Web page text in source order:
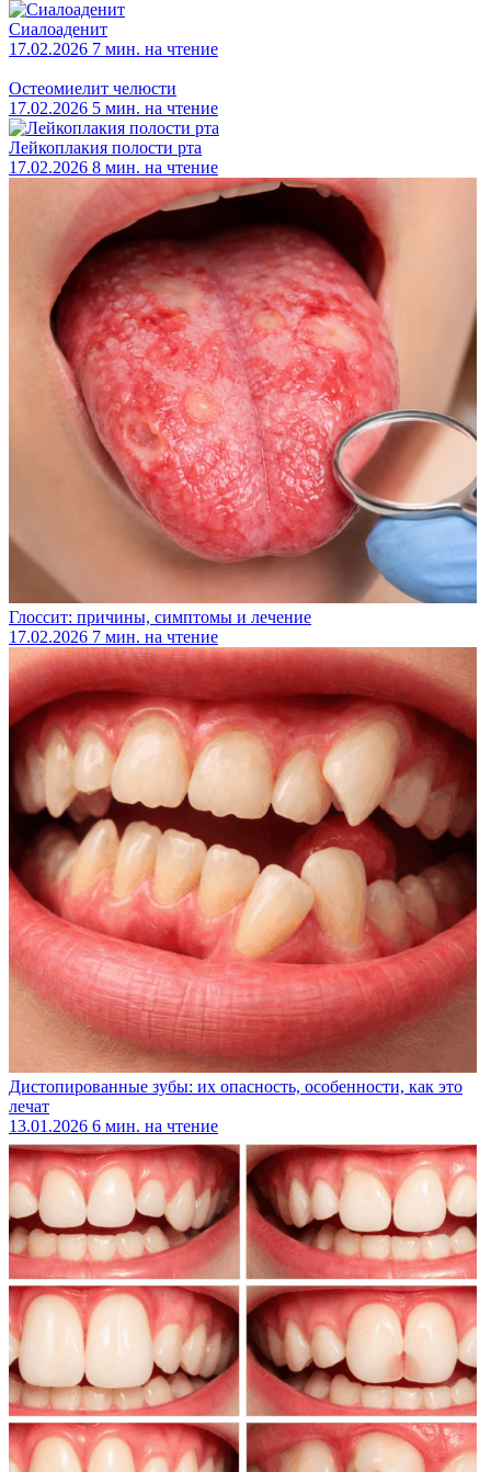
Сиалоаденит
17.02.2026 7 мин. на чтение
Остеомиелит челюсти
17.02.2026 5 мин. на чтение
Лейкоплакия полости рта
17.02.2026 8 мин. на чтение
Глоссит: причины, симптомы и лечение
17.02.2026 7 мин. на чтение
Дистопированные зубы: их опасность, особенности, как это
лечат
13.01.2026 6 мин. на чтение